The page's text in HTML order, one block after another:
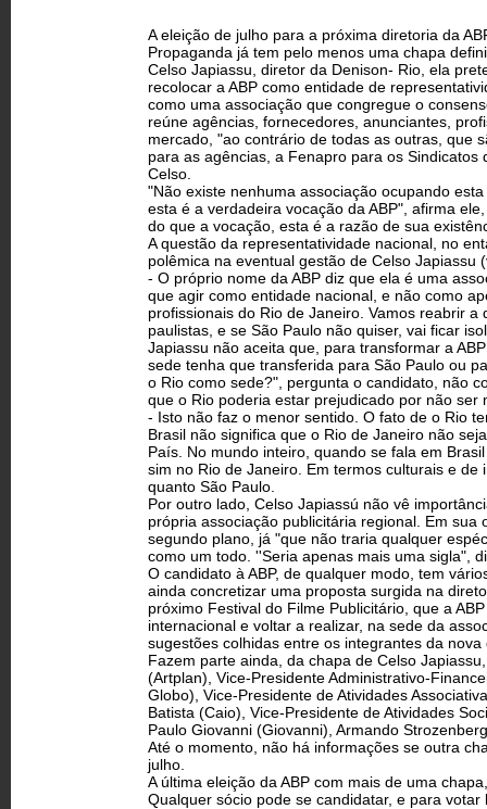
A eleição de julho para a próxima diretoria da
Propaganda já tem pelo menos uma chapa
Celso Japiassu, diretor da Denison- Rio, ela
recolocar a ABP como entidade de
como uma associação que congregue o
reúne agências, fornecedores, anunciantes,
mercado, "ao contrário de todas as outras, que
para as agências, a Fenapro para os Sindicatos
Celso.
"Não existe nenhuma associação ocupando
esta é a verdadeira vocação da ABP", afirma
do que a vocação, esta é a razão de sua
A questão da representatividade nacional, no
polêmica na eventual gestão de Celso Japiassu
- O próprio nome da ABP diz que ela é uma
que agir como entidade nacional, e não como
profissionais do Rio de Janeiro. Vamos reabrir a
paulistas, e se São Paulo não quiser, vai ficar
Japiassu não aceita que, para transformar a
sede tenha que transferida para São Paulo ou
o Rio como sede?", pergunta o candidato, não
que o Rio poderia estar prejudicado por não ser
- Isto não faz o menor sentido. O fato de o Rio
Brasil não significa que o Rio de Janeiro não
País. No mundo inteiro, quando se fala em
sim no Rio de Janeiro. Em termos culturais e de
quanto São Paulo.
Por outro lado, Celso Japiassú não vê
própria associação publicitária regional. Em sua
segundo plano, já "que não traria qualquer
como um todo. ''Seria apenas mais uma sigla",
O candidato à ABP, de qualquer modo, tem
ainda concretizar uma proposta surgida na
próximo Festival do Filme Publicitário, que a
internacional e voltar a realizar, na sede da
sugestões colhidas entre os integrantes da
Fazem parte ainda, da chapa de Celso
(Artplan), Vice-Presidente Administrativo-
Globo), Vice-Presidente de Atividades
Batista (Caio), Vice-Presidente de Atividades
Paulo Giovanni (Giovanni), Armando
Até o momento, não há informações se outra
julho.
A última eleição da ABP com mais de uma
Qualquer sócio pode se candidatar, e para